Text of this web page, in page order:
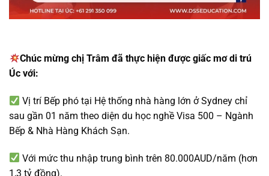
Chúc mừng chị Trâm đã thực hiện được giấc mơ di trú
Úc với:
Vị trí Bếp phó tại Hệ thống nhà hàng lớn ở Sydney chỉ
sau gần 01 năm theo diện du học nghề Visa 500 – Ngành
Bếp & Nhà Hàng Khách Sạn.
Với mức thu nhập trung bình trên 80.000AUD/năm (hơn
1,3 tỷ đồng).